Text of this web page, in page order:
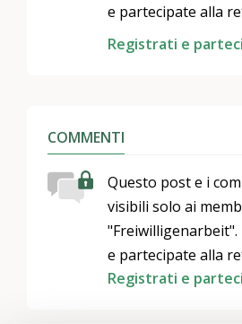
e partecipate alla
Registrati e
COMMENTI
Questo post e i
visibili solo ai
e partecipate alla
Registrati e